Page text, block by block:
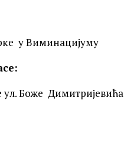
у Виминацијуму
ул. Боже Димитријевића